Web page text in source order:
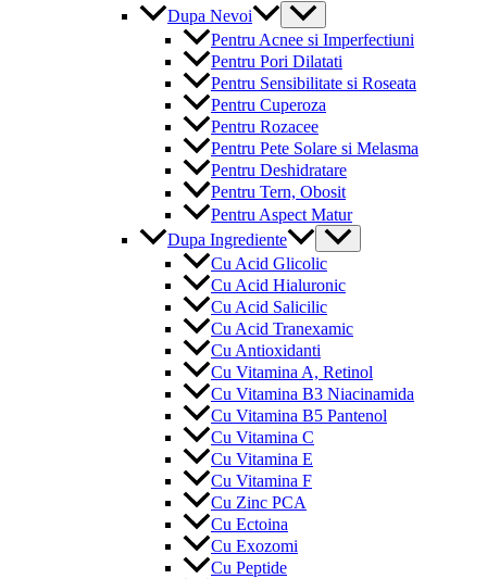
Dupa Nevoi
Menu
Toggle
Pentru Acnee si Imperfectiuni
Pentru Pori Dilatati
Pentru Sensibilitate si Roseata
Pentru Cuperoza
Pentru Rozacee
Pentru Pete Solare si Melasma
Pentru Deshidratare
Pentru Tern, Obosit
Pentru Aspect Matur
Dupa Ingrediente
Menu
Toggle
Cu Acid Glicolic
Cu Acid Hialuronic
Cu Acid Salicilic
Cu Acid Tranexamic
Cu Antioxidanti
Cu Vitamina A, Retinol
Cu Vitamina B3 Niacinamida
Cu Vitamina B5 Pantenol
Cu Vitamina C
Cu Vitamina E
Cu Vitamina F
Cu Zinc PCA
Cu Ectoina
Cu Exozomi
Cu Peptide